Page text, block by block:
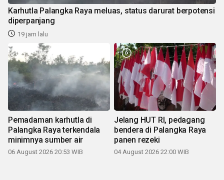
Karhutla Palangka Raya meluas, status darurat berpotensi
diperpanjang
19 jam lalu
Pemadaman karhutla di
Palangka Raya terkendala
minimnya sumber air
06 August 2026 20:53 WIB
Jelang HUT RI, pedagang
bendera di Palangka Raya
panen rezeki
04 August 2026 22:00 WIB